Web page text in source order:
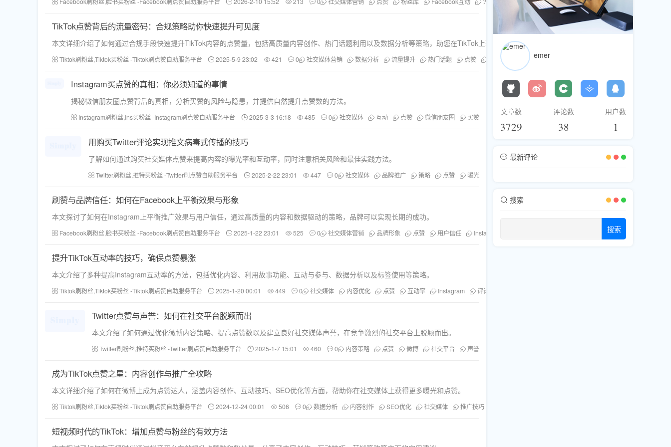
TikTok点赞背后的流量密码：合规策略助你快速提升可见度
本文详细介绍了如何通过合规手段快速提升TikTok内容的点赞量，包括高质量内容创作、热门话题利用以及数据分析等策略，助您在TikTok上获得更多流量和关注。
Tiktok刷粉丝,Tiktok买粉丝 -Tiktok刷点赞自助服务平台 2025-5-9 23:02 421 0 社交媒体营销 数据分析 流量提升 热门话题 点赞 互动率 TikTok 短视频内容
Instagram买点赞的真相：你必须知道的事情
揭秘微信朋友圈点赞背后的真相，分析买赞的风险与隐患，并提供自然提升点赞数的方法。
Instagram刷粉丝,Ins买粉丝 -Instagram刷点赞自助服务平台 2025-3-3 16:18 485 0 社交媒体 互动 点赞 微信朋友圈 买赞
用购买Twitter评论实现推文病毒式传播的技巧
了解如何通过购买社交媒体点赞来提高内容的曝光率和互动率，同时注意相关风险和最佳实践方法。
Twitter刷粉丝,推特买粉丝 -Twitter刷点赞自助服务平台 2025-2-22 23:01 447 0 社交媒体 品牌推广 策略 点赞 曝光
刷赞与品牌信任：如何在Facebook上平衡效果与形象
本文探讨了如何在Instagram上平衡推广效果与用户信任，通过高质量的内容和数据驱动的策略，品牌可以实现长期的成功。
Facebook刷粉丝,脸书买粉丝 -Facebook刷点赞自助服务平台 2025-1-22 23:01 525 0 社交媒体营销 品牌形象 点赞 用户信任 Instagram推广
提升TikTok互动率的技巧，确保点赞暴涨
本文介绍了多种提高Instagram互动率的方法，包括优化内容、利用故事功能、互动与参与、数据分析以及标签使用等策略。
Tiktok刷粉丝,Tiktok买粉丝 -Tiktok刷点赞自助服务平台 2025-1-20 00:01 449 0 社交媒体 内容优化 点赞 互动率 Instagram 评论
Twitter点赞与声誉：如何在社交平台脱颖而出
本文介绍了如何通过优化微博内容策略、提高点赞数以及建立良好社交媒体声誉，在竞争激烈的社交平台上脱颖而出。
Twitter刷粉丝,推特买粉丝 -Twitter刷点赞自助服务平台 2025-1-7 15:01 460 0 内容策略 点赞 微博 社交平台 声誉
成为TikTok点赞之星：内容创作与推广全攻略
本文详细介绍了如何在微博上成为点赞达人，涵盖内容创作、互动技巧、SEO优化等方面，帮助你在社交媒体上获得更多曝光和点赞。
Tiktok刷粉丝,Tiktok买粉丝 -Tiktok刷点赞自助服务平台 2024-12-24 00:01 506 0 数据分析 内容创作 SEO优化 社交媒体 推广技巧
短视频时代的TikTok：增加点赞与粉丝的有效方法
emer
文章数
3729
评论数
38
用户数
1
最新评论
搜索
搜索